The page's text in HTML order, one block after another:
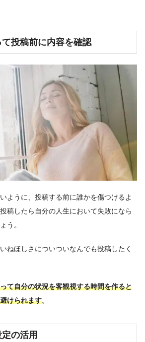
投稿前に内容を確認
ように、投稿する前に誰かを傷つけるよ
稿したら自分の人生において失敗になら
う。
ねほしさについついなんでも投稿したく
て自分の状況を客観視する時間を作ると
けられます。
の活用